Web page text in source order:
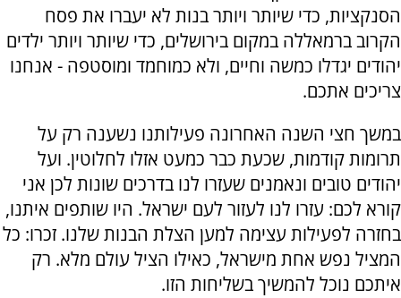
הסנקציות, כדי שיותר ויותר בנות לא יעברו את פסח
הקרוב ברמאללה במקום בירושלים, כדי שיותר ויותר ילדים
יהודים יגדלו כמשה וחיים, ולא כמוחמד ומוסטפה - אנחנו
צריכים אתכם.
במשך חצי השנה האחרונה פעילותנו נשענה רק על
תרומות קודמות, שכעת כבר כמעט אזלו לחלוטין. ועל
יהודים טובים ונאמנים שעזרו לנו בדרכים שונות לכן אני
קורא לכם: עזרו לנו לעזור לעם ישראל. היו שותפים איתנו,
בחזרה לפעילות עצימה למען הצלת הבנות שלנו. זכרו: כל
המציל נפש אחת מישראל, כאילו הציל עולם מלא. רק
איתכם נוכל להמשיך בשליחות הזו.